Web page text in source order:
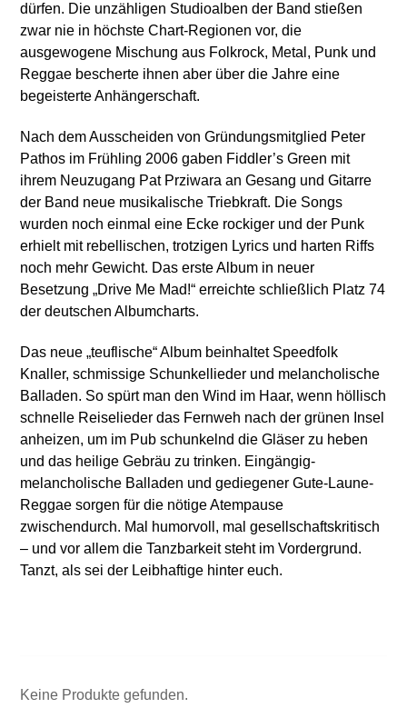
dürfen. Die unzähligen Studioalben der Band stießen
zwar nie in höchste Chart-Regionen vor, die
ausgewogene Mischung aus Folkrock, Metal, Punk und
Reggae bescherte ihnen aber über die Jahre eine
begeisterte Anhängerschaft.
Nach dem Ausscheiden von Gründungsmitglied Peter
Pathos im Frühling 2006 gaben Fiddler’s Green mit
ihrem Neuzugang Pat Prziwara an Gesang und Gitarre
der Band neue musikalische Triebkraft. Die Songs
wurden noch einmal eine Ecke rockiger und der Punk
erhielt mit rebellischen, trotzigen Lyrics und harten Riffs
noch mehr Gewicht. Das erste Album in neuer
Besetzung „Drive Me Mad!“ erreichte schließlich Platz 74
der deutschen Albumcharts.
Das neue „teuflische“ Album beinhaltet Speedfolk
Knaller, schmissige Schunkellieder und melancholische
Balladen. So spürt man den Wind im Haar, wenn höllisch
schnelle Reiselieder das Fernweh nach der grünen Insel
anheizen, um im Pub schunkelnd die Gläser zu heben
und das heilige Gebräu zu trinken. Eingängig-
melancholische Balladen und gediegener Gute-Laune-
Reggae sorgen für die nötige Atempause
zwischendurch. Mal humorvoll, mal gesellschaftskritisch
– und vor allem die Tanzbarkeit steht im Vordergrund.
Tanzt, als sei der Leibhaftige hinter euch.
Keine Produkte gefunden.